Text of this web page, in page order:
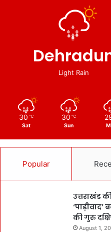
Light Rain
30 ℃
Sat
30 ℃
Sun
Popular
उत्तराखंड
की गुरु
August 1,